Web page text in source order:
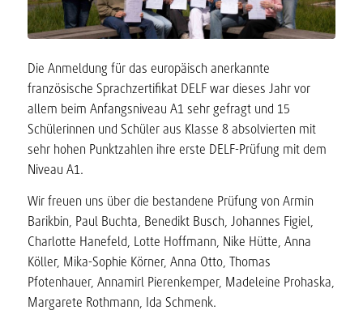
Die Anmeldung für das europäisch anerkannte
französische Sprachzertifikat DELF war dieses Jahr vor
allem beim Anfangsniveau A1 sehr gefragt und 15
Schülerinnen und Schüler aus Klasse 8 absolvierten mit
sehr hohen Punktzahlen ihre erste DELF-Prüfung mit dem
Niveau A1.
Wir freuen uns über die bestandene Prüfung von Armin
Barikbin, Paul Buchta, Benedikt Busch, Johannes Figiel,
Charlotte Hanefeld, Lotte Hoffmann, Nike Hütte, Anna
Köller, Mika-Sophie Körner, Anna Otto, Thomas
Pfotenhauer, Annamirl Pierenkemper, Madeleine Prohaska,
Margarete Rothmann, Ida Schmenk.